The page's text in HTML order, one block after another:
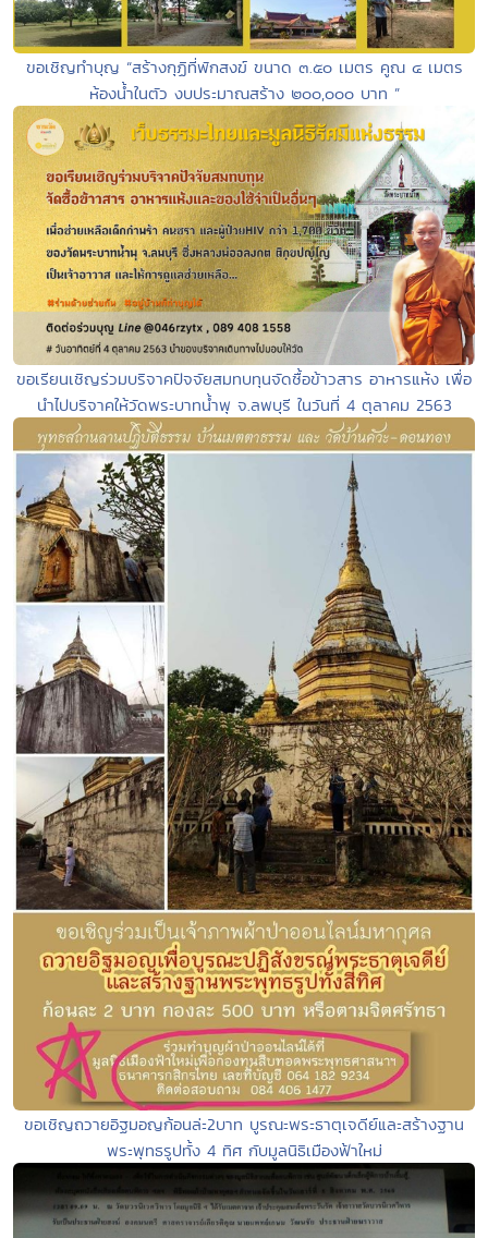
ขอเชิญทำบุญ “สร้างกุฏิที่พักสงฆ์ ขนาด ๓.๕๐ เมตร คูณ ๔ เมตร
ห้องน้ำในตัว งบประมาณสร้าง ๒๐๐,๐๐๐ บาท ”
ขอเรียนเชิญร่วมบริจาคปัจจัยสมทบทุนจัดซื้อข้าวสาร อาหารแห้ง เพื่อ
นำไปบริจาคให้วัดพระบาทน้ำพุ จ.ลพบุรี ในวันที่ 4 ตุลาคม 2563
ขอเชิญถวายอิฐมอญก้อนล่ะ2บาท บูรณะพระธาตุเจดีย์และสร้างฐาน
พระพุทธรูปทั้ง 4 ทิศ กับมูลนิธิเมืองฟ้าใหม่